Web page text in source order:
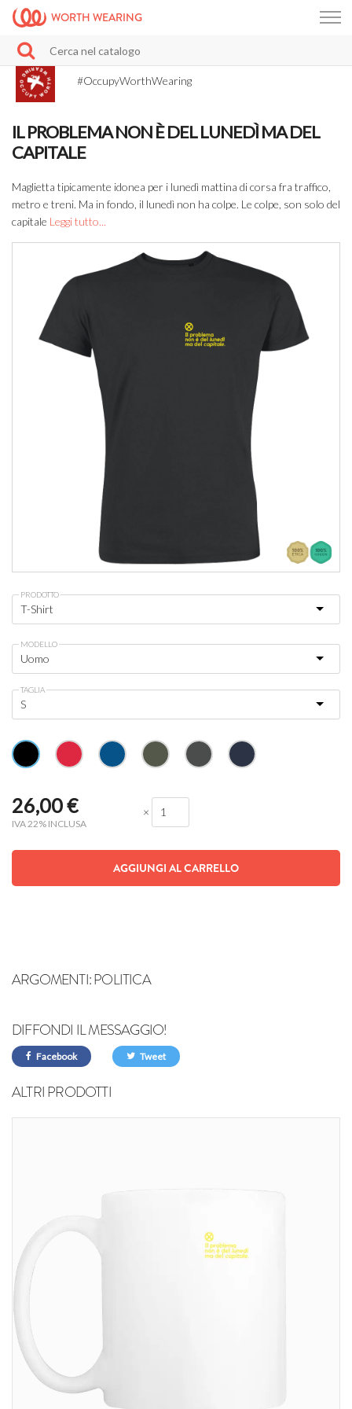
WORTH WEARING
#OccupyWorthWearing
IL PROBLEMA NON È DEL LUNEDÌ MA DEL
CAPITALE
Maglietta tipicamente idonea per i lunedì mattina di corsa fra traffico,
metro e treni. Ma in fondo, il lunedì non ha colpe. Le colpe, son solo del
capitale Leggi tutto...
PRODOTTO
MODELLO
TAGLIA
26,00€
IVA 22% INCLUSA
×
AGGIUNGI AL CARRELLO
ARGOMENTI:POLITICA
DIFFONDI IL MESSAGGIO!
Facebook Tweet
ALTRI PRODOTTI